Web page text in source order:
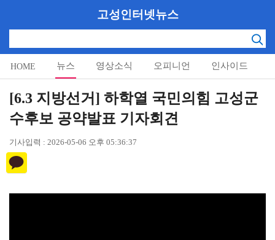
고성인터넷뉴스
HOME 뉴스 영상소식 오피니언 인사이드
알림마당
[6.3 지방선거] 하학열 국민의힘 고성군
수후보 공약발표 기자회견
기사입력 : 2026-05-06 오후 05:36:37